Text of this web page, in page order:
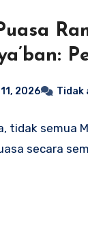
2026 Tidak
tidak semua
secara